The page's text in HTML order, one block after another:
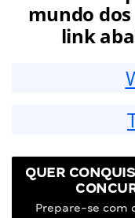
mundo
link
QUER
Prepare-se com